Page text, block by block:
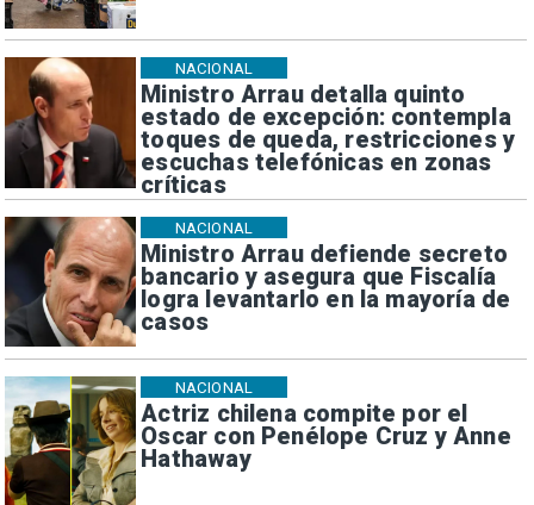
Ministro Arrau detalla quinto
estado de excepción: contempla
toques de queda, restricciones y
escuchas telefónicas en zonas
críticas
NACIONAL
Ministro Arrau defiende secreto
bancario y asegura que Fiscalía
logra levantarlo en la mayoría de
casos
NACIONAL
Actriz chilena compite por el
Oscar con Penélope Cruz y Anne
Hathaway
NACIONAL